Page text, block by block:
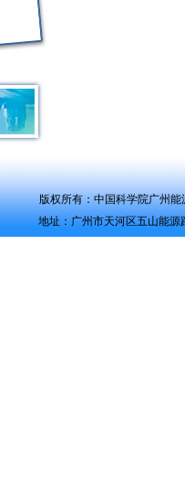
版权所有：中国科学院广州能
地址：广州市天河区五山能源